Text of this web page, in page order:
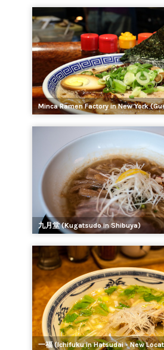
Minca Ramen Factory in New York
九月堂 (Kugatsudo in Shibuya)
一福 (Ichifuku in Hatsudai - New